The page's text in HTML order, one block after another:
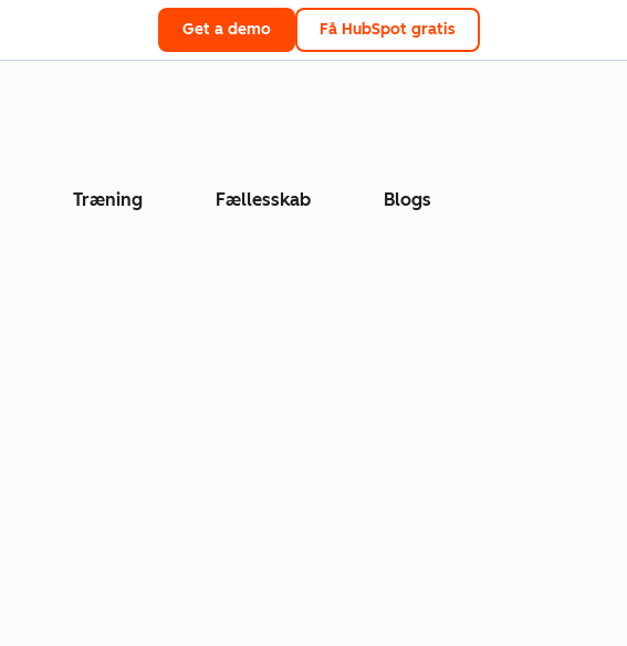
Get a demo Få HubSpot gratis
Træning Fællesskab Blogs